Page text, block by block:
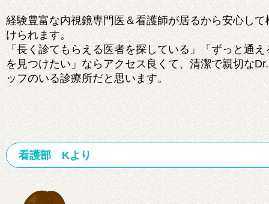
経験豊富な内視鏡専門医＆看護師が居るから安心して
けられます。
「長く診てもらえる医者を探している」「ずっと通
を見つけたい」ならアクセス良くて、清潔で親切な
ッフのいる診療所だと思います。
看護部 Kより